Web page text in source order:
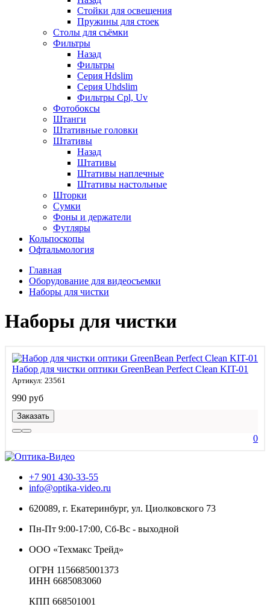
Стойки для освещения
Пружины для стоек
Столы для съёмки
Фильтры
Назад
Фильтры
Серия Hdslim
Серия Uhdslim
Фильтры Cpl, Uv
Фотобоксы
Штанги
Штативные головки
Штативы
Назад
Штативы
Штативы наплечные
Штативы настольные
Шторки
Сумки
Фоны и держатели
Футляры
Кольпоскопы
Офтальмология
Главная
Оборудование для видеосъемки
Наборы для чистки
Наборы для чистки
Набор для чистки оптики GreenBean Perfect Clean KIT-01
Артикул: 23561
990 руб
Заказать
0
+7 901 430-33-55
info@optika-video.ru
620089, г. Екатеринбург, ул. Циолковского 73
Пн-Пт 9:00-17:00, Сб-Вс - выходной
ООО «Техмакс Трейд»
ОГРН 1156685001373
ИНН 6685083060
КПП 668501001